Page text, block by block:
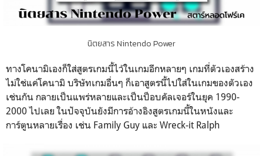
นิตยสาร Nintendo Power
ทางโคนามิเองก็ใส่สูตรเกมนี้ไว้ในเกมอีกหลายๆ เกมที่ตัวเองสร้าง
ไม่ใช่แค่โคนามิ บริษัทเกมอื่นๆ ก็เอาสูตรนี้ไปใส่ในเกมของตัวเอง
เช่นกัน กลายเป็นแพร่หลายและเป็นป็อบคัลเจอร์ในยุค 1990-
2000 ไปเลย ในปัจจุบันยังมีการอ้างอิงสูตรเกมนี้ในหนังและ
การ์ตูนหลายเรื่อง เช่น Family Guy และ Wreck-it Ralph